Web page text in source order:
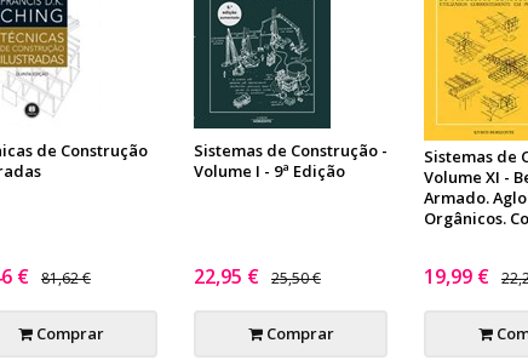
de Construção
€ 81,62 €
Comprar
Sistemas de Construção -
Volume I - 9ª Edição
22,95 € 25,50 €
Comprar
Sistemas de
Volume XI -
Armado.
Orgânicos.
19,99 €